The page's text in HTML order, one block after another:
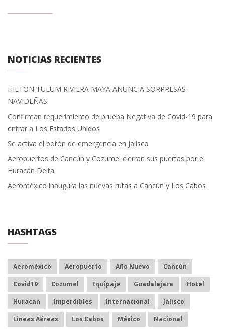
NOTICIAS RECIENTES
HILTON TULUM RIVIERA MAYA ANUNCIA SORPRESAS
NAVIDEÑAS
Confirman requerimiento de prueba Negativa de Covid-19 para
entrar a Los Estados Unidos
Se activa el botón de emergencia en Jalisco
Aeropuertos de Cancún y Cozumel cierran sus puertas por el
Huracán Delta
Aeroméxico inaugura las nuevas rutas a Cancún y Los Cabos
HASHTAGS
Aeroméxico Aeropuerto Año Nuevo Cancún
Covid19 Cozumel Equipaje Guadalajara Hotel
Huracan Imperdibles Internacional Jalisco
Lineas Aéreas Los Cabos México Nacional